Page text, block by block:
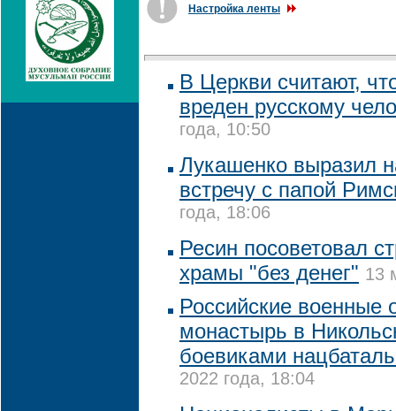
Настройка ленты
В Церкви считают,
вреден русскому
года, 10:50
Лукашенко выразил
встречу с папой
года, 18:06
Ресин посоветовал
храмы "без денег" 13
Российские военные
монастырь в
боевиками
2022 года, 18:04